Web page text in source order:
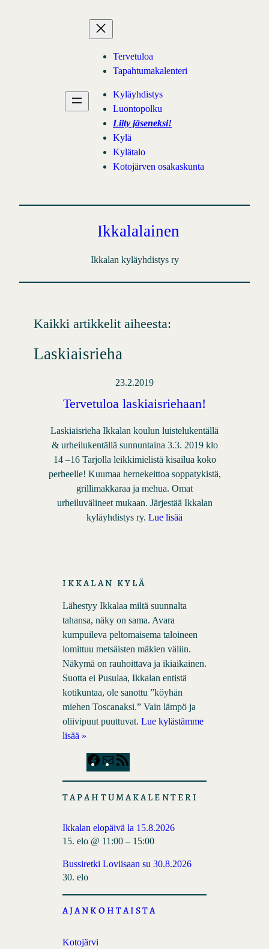
Tervetuloa
Tapahtumakalenteri
Kyläyhdistys
Luontopolku
Liity jäseneksi!
Kylä
Kylätalo
Kotojärven osakaskunta
Ikkalalainen
Ikkalan kyläyhdistys ry
Kaikki artikkelit aiheesta:
Laskiaisrieha
23.2.2019
Tervetuloa laskiaisriehaan!
Laskiaisrieha Ikkalan koulun luistelukentällä
& urheilukentällä sunnuntaina 3.3. 2019 klo
14 –16 Tarjolla leikkimielistä kisailua koko
perheelle! Kuumaa hernekeittoa soppatykistä,
grillimakkaraa ja mehua. Omat
urheiluvälineet mukaan. Järjestää Ikkalan
kyläyhdistys ry. Lue lisää
IKKALAN KYLÄ
Lähestyy Ikkalaa miltä suunnalta
tahansa, näky on sama. Avara
kumpuileva peltomaisema taloineen
lomittuu metsäisten mäkien väliin.
Näkymä on rauhoittava ja ikiaikainen.
Suotta ei Pusulaa, Ikkalan entistä
kotikuntaa, ole sanottu ”köyhän
miehen Toscanaksi.” Vain lämpö ja
oliivipuut puuttuvat. Lue kylästämme
lisää »
F
a
e
o
o
k
M
a
l
S
F
e
d
TAPAHTUMAKALENTERI
Ikkalan elopäivä la 15.8.2026
15. elo @ 11:00 – 15:00
Bussiretki Loviisaan su 30.8.2026
30. elo
AJANKOHTAISTA
Kotojärvi